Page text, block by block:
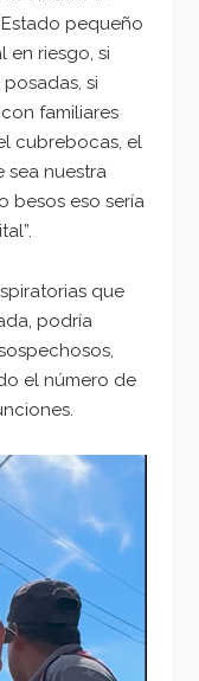
pequeño
en riesgo, si
si
familiares
cubrebocas, el
sea nuestra
besos eso sería
que
podría
el número de